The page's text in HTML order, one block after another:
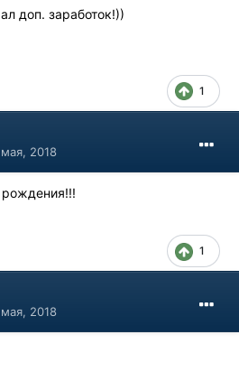
доп. заработок!))
1
2018
1
2018